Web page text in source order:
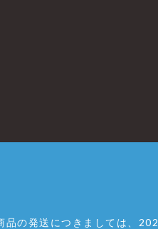
の発送につきましては、